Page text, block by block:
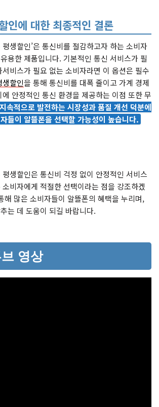
인에 대한 최종적인 결론
평생할인’은 통신비를 절감하고자 하는 소비자
용한 제품입니다. 기본적인 통신 서비스가 필
비스가 필요 없는 소비자라면 이 옵션은 필수
할인을 통해 통신비를 대폭 줄이고 가계 경제
안정적인 통신 환경을 제공하는 이점 또한 무
지속적으로 발전하는 시장성과 품질 개선 덕분에
들이 알뜰폰을 선택할 가능성이 높습니다.
생할인은 통신비 걱정 없이 안정적인 서비스
비자에게 적절한 선택이라는 점을 강조하겠
해 많은 소비자들이 알뜰폰의 혜택을 누리며,
는 데 도움이 되길 바랍니다.
영상